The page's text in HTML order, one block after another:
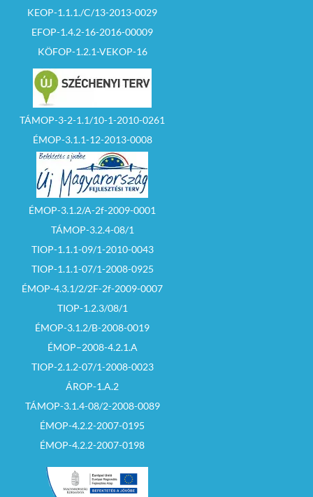
KEOP-1.1.1./C/13-2013-0029
EFOP-1.4.2-16-2016-00009
KÖFOP-1.2.1-VEKOP-16
TÁMOP-3-2-1.1/10-1-2010-0261
ÉMOP-3.1.1-12-2013-0008
ÉMOP-3.1.2/A-2f-2009-0001
TÁMOP-3.2.4-08/1
TIOP-1.1.1-09/1-2010-0043
TIOP-1.1.1-07/1-2008-0925
ÉMOP-4.3.1/2/2F-2f-2009-0007
TIOP-1.2.3/08/1
ÉMOP-3.1.2/B-2008-0019
ÉMOP–2008-4.2.1.A
TIOP-2.1.2-07/1-2008-0023
ÁROP-1.A.2
TÁMOP-3.1.4-08/2-2008-0089
ÉMOP-4.2.2-2007-0195
ÉMOP-4.2.2-2007-0198